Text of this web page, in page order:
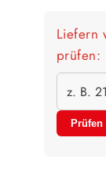
Liefern
prüfen:
Prüfen